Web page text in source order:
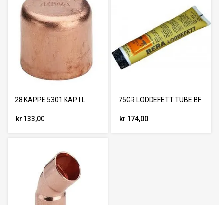
28 KAPPE 5301 KAP I L
kr 133,00
75GR LODDEFETT TUBE BF
kr 174,00